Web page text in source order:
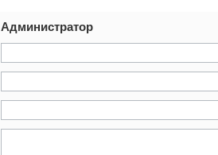
Администратор